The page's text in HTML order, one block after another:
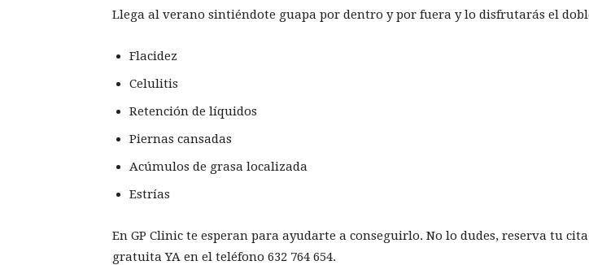
Llega al verano sintiéndote guapa por dentro y por fuera y lo disfrutarás el
Flacidez
Celulitis
Retención de líquidos
Piernas cansadas
Acúmulos de grasa localizada
Estrías
En GP Clinic te esperan para ayudarte a conseguirlo. No lo dudes, reserva tu
gratuita YA en el teléfono 632 764 654.